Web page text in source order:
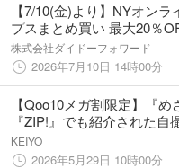
【7/10(金)より】NYオン
プスまとめ買い 最大20％
開催！
株式会社ダイドーフォワード
2026年7月10日 14時00分
【Qoo10メガ割限定】『め
『ZIP!』でも紹介された自
「Camee」シリーズが
KEIYO
2026年5月29日 10時00分